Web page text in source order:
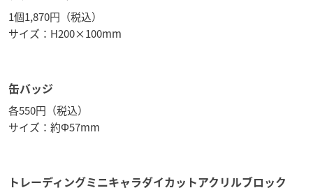
1個1,870円（税込）
サイズ：H200×100mm
缶バッジ
各550円（税込）
サイズ：約Φ57mm
トレーディングミニキャラダイカットアクリルブロック